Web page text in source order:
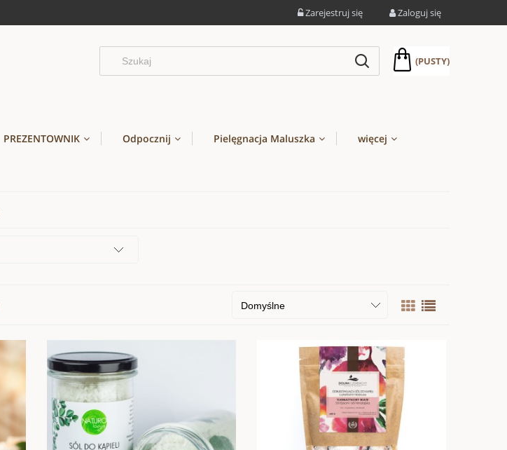
Zarejestruj się Zaloguj się
(PUSTY)
PREZENTOWNIK Odpocznij Pielęgnacja Maluszka więcej